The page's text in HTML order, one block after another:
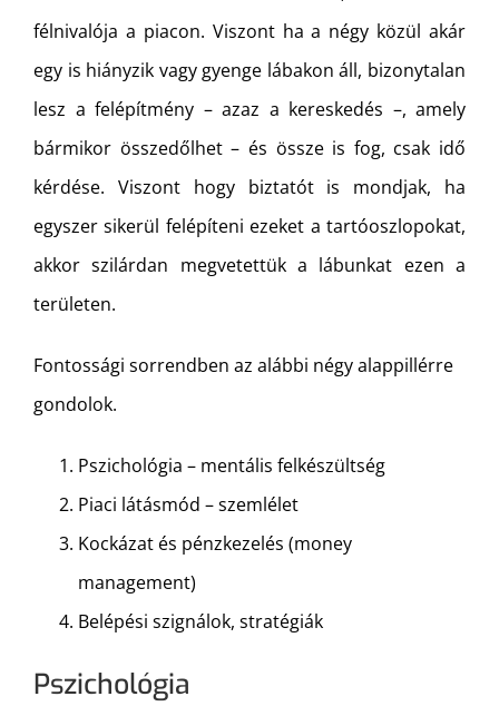
félnivalója a piacon. Viszont ha a négy közül akár
egy is hiányzik vagy gyenge lábakon áll, bizonytalan
lesz a felépítmény – azaz a kereskedés –, amely
bármikor összedőlhet – és össze is fog, csak idő
kérdése. Viszont hogy biztatót is mondjak, ha
egyszer sikerül felépíteni ezeket a tartóoszlopokat,
akkor szilárdan megvetettük a lábunkat ezen a
területen.
Fontossági sorrendben az alábbi négy alappillérre
gondolok.
Pszichológia – mentális felkészültség
Piaci látásmód – szemlélet
Kockázat és pénzkezelés (money
management)
Belépési szignálok, stratégiák
Pszichológia